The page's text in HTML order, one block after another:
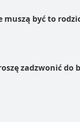
muszą być to
zadzwonić